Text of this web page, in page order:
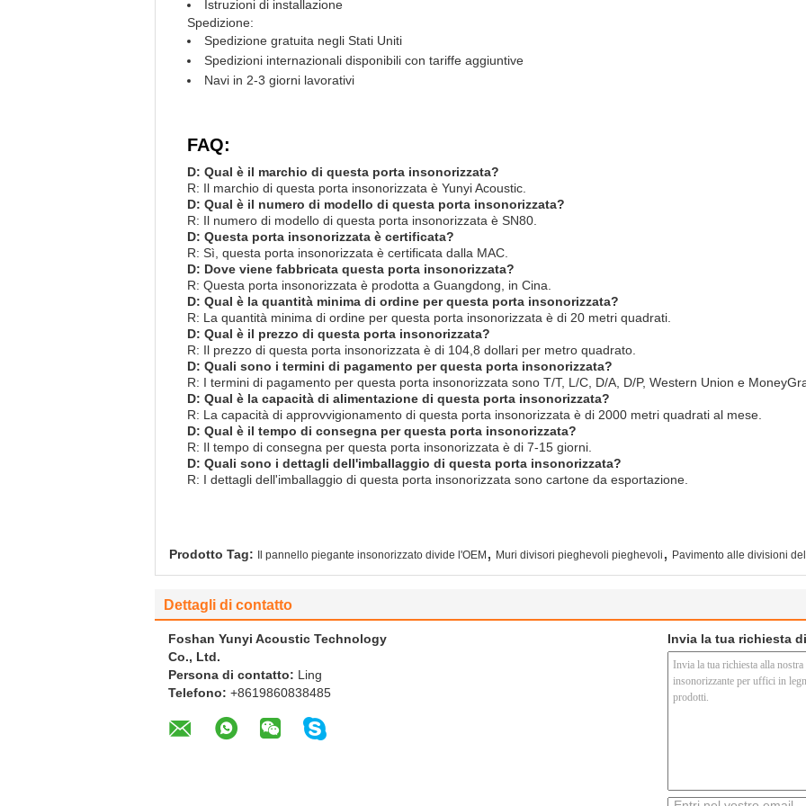
Istruzioni di installazione
Spedizione:
Spedizione gratuita negli Stati Uniti
Spedizioni internazionali disponibili con tariffe aggiuntive
Navi in 2-3 giorni lavorativi
FAQ:
D: Qual è il marchio di questa porta insonorizzata?
R: Il marchio di questa porta insonorizzata è Yunyi Acoustic.
D: Qual è il numero di modello di questa porta insonorizzata?
R: Il numero di modello di questa porta insonorizzata è SN80.
D: Questa porta insonorizzata è certificata?
R: Sì, questa porta insonorizzata è certificata dalla MAC.
D: Dove viene fabbricata questa porta insonorizzata?
R: Questa porta insonorizzata è prodotta a Guangdong, in Cina.
D: Qual è la quantità minima di ordine per questa porta insonorizzata?
R: La quantità minima di ordine per questa porta insonorizzata è di 20 metri quadrati.
D: Qual è il prezzo di questa porta insonorizzata?
R: Il prezzo di questa porta insonorizzata è di 104,8 dollari per metro quadrato.
D: Quali sono i termini di pagamento per questa porta insonorizzata?
R: I termini di pagamento per questa porta insonorizzata sono T/T, L/C, D/A, D/P, Western Union e
D: Qual è la capacità di alimentazione di questa porta insonorizzata?
R: La capacità di approvvigionamento di questa porta insonorizzata è di 2000 metri quadrati al mese.
D: Qual è il tempo di consegna per questa porta insonorizzata?
R: Il tempo di consegna per questa porta insonorizzata è di 7-15 giorni.
D: Quali sono i dettagli dell'imballaggio di questa porta insonorizzata?
R: I dettagli dell'imballaggio di questa porta insonorizzata sono cartone da esportazione.
Prodotto Tag: Il pannello piegante insonorizzato divide l'OEM , Muri divisori pieghevoli pieghevoli , Pavimento alle divisioni
Dettagli di contatto
Foshan Yunyi Acoustic Technology
Co., Ltd.
Persona di contatto: Ling
Telefono: +8619860838485
Invia la tua richiesta